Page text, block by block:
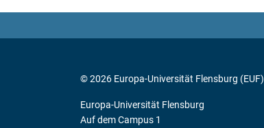
© 2026 Europa-Universität Flensburg (EUF)
Europa-Universität Flensburg
Auf dem Campus 1